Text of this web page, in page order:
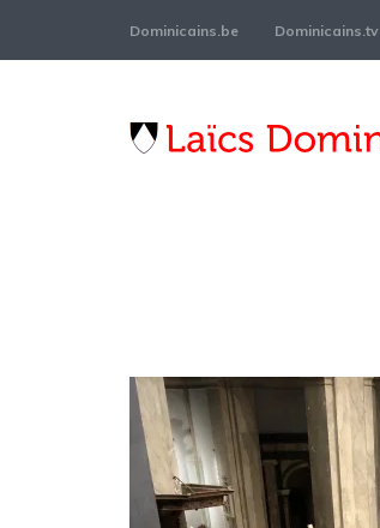
Dominicains.be Dominicains.tv